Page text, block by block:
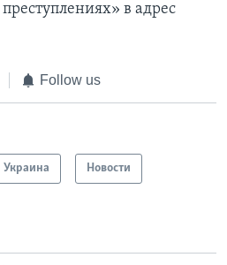
в адрес
Follow us
Украина Новости